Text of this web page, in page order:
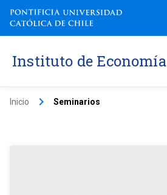
Instituto de Economía
Inicio keyboard_arrow_right Seminarios